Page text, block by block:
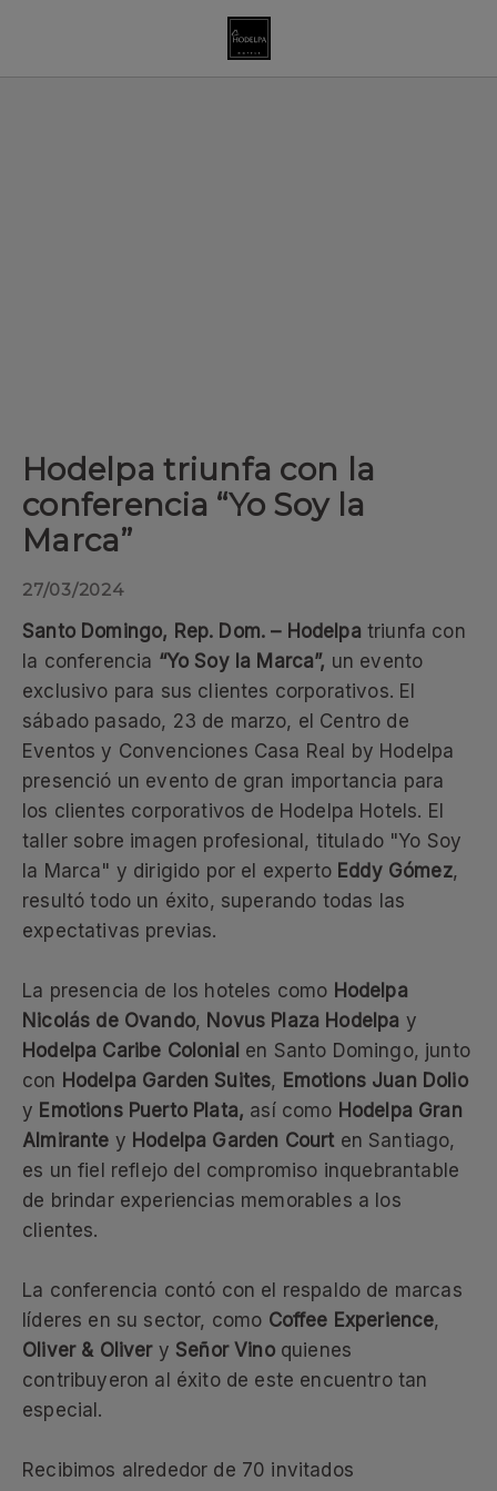
Hodelpa triunfa con la
conferencia “Yo Soy la
Marca”
27/03/2024
Santo Domingo, Rep. Dom. – Hodelpa triunfa con
la conferencia “Yo Soy la Marca”, un evento
exclusivo para sus clientes corporativos. El
sábado pasado, 23 de marzo, el Centro de
Eventos y Convenciones Casa Real by Hodelpa
presenció un evento de gran importancia para
los clientes corporativos de Hodelpa Hotels. El
taller sobre imagen profesional, titulado "Yo Soy
la Marca" y dirigido por el experto Eddy Gómez,
resultó todo un éxito, superando todas las
expectativas previas.
La presencia de los hoteles como Hodelpa
Nicolás de Ovando, Novus Plaza Hodelpa y
Hodelpa Caribe Colonial en Santo Domingo, junto
con Hodelpa Garden Suites, Emotions Juan Dolio
y Emotions Puerto Plata, así como Hodelpa Gran
Almirante y Hodelpa Garden Courten Santiago,
es un fiel reflejo del compromiso inquebrantable
de brindar experiencias memorables a los
clientes.
La conferencia contó con el respaldo de marcas
líderes en su sector, como Coffee Experience,
Oliver & Olivery Señor Vinoquienes
contribuyeron al éxito de este encuentro tan
especial.
Recibimos alrededor de 70 invitados